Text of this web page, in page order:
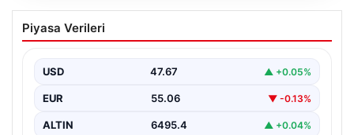
2026 Kurban Bayramı Emekli
İkramiyeleri Ne Zaman Ödenecek?
milyon emekli vatandaşın gözü kulağı bayram
ikramiyesi…
Piyasa Verileri
USD 47.67 ▲ +0.05%
EUR 55.06 ▼ -0.13%
ALTIN 6495.4 ▲ +0.04%